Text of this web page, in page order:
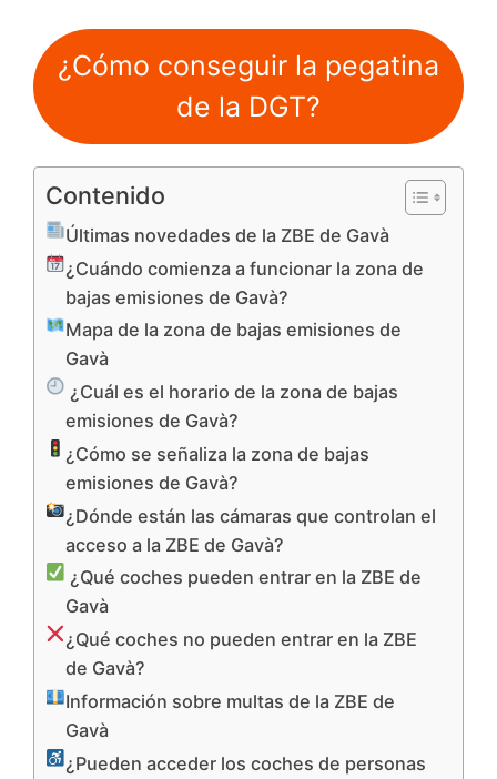
¿Cómo conseguir la pegatina
de la DGT?
Contenido
Últimas novedades de la ZBE de Gavà
¿Cuándo comienza a funcionar la zona de
bajas emisiones de Gavà?
Mapa de la zona de bajas emisiones de
Gavà
¿Cuál es el horario de la zona de bajas
emisiones de Gavà?
¿Cómo se señaliza la zona de bajas
emisiones de Gavà?
¿Dónde están las cámaras que controlan el
acceso a la ZBE de Gavà?
¿Qué coches pueden entrar en la ZBE de
Gavà
¿Qué coches no pueden entrar en la ZBE
de Gavà?
Información sobre multas de la ZBE de
Gavà
¿Pueden acceder los coches de personas